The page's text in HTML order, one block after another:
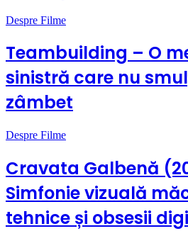
Despre Filme
Teambuilding – O
sinistră care nu
zâmbet
Despre Filme
Cravata Galbenă
Simfonie vizuală
tehnice și obsesii